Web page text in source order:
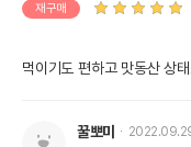
재구매
먹이기도 편하고 맛동산 상
꿀뽀미